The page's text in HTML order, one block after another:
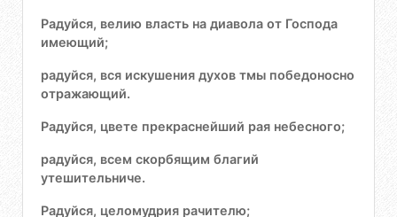
Радуйся, велию власть на диавола от Господа
имеющий;
радуйся, вся искушения духов тмы победоносно
отражающий.
Радуйся, цвете прекраснейший рая небесного;
радуйся, всем скорбящим благий
утешительниче.
Радуйся, целомудрия рачителю;